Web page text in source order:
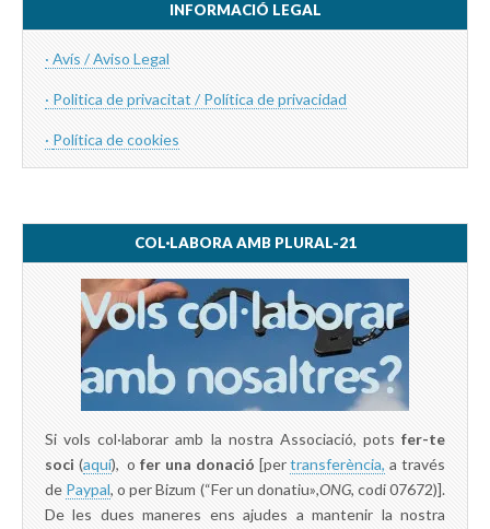
INFORMACIÓ LEGAL
· Avís / Aviso Legal
· Politica de privacitat / Política de privacidad
· Política de cookies
COL·LABORA AMB PLURAL-21
Si vols col·laborar amb la nostra Associació, pots fer-te
soci (aquí), ofer una donació [pertransferència, a través
de Paypal, o per Bizum (“Fer un donatiu»,ONG, codi 07672)].
De les dues maneres ens ajudes a mantenir la nostra